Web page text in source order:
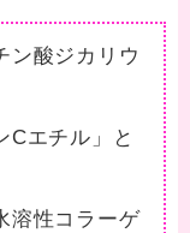
ン酸ジカリウ
Cエチル」と
溶性コラーゲ